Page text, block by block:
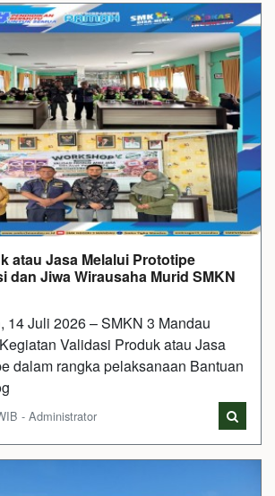
atau Jasa Melalui Prototipe
dan Jiwa Wirausaha Murid SMKN
14 Juli 2026 – SMKN 3 Mandau
Validasi Produk atau Jasa
dalam rangka pelaksanaan Bantuan
- Administrator